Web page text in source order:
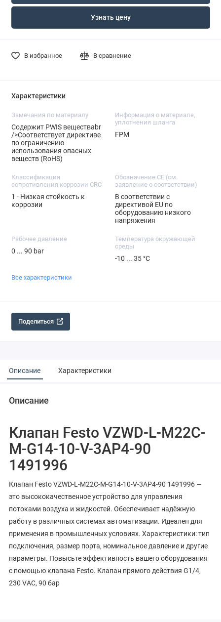
Узнать цену
В избранное В сравнение
Характеристики
Замечания по материалу
Содержит PWIS веществаbr
/>Соответствует директиве
по ограничению
использования опасных
веществ (RoHS)
Информация о материале,
уплотнения шланга
FPM
Классификация
сопротивления коррозии CRC
1 - Низкая стойкость к
коррозии
Обозначение CE (см.
заявление о соответствии)
В соответствии с
директивой EU по
оборудованию низкого
напряжения
Рабочее давление
0 ... 90 bar
Температура окружающей
среды
-10 ... 35 °C
Все характеристики
Поделиться
Описание Характеристики
Описание
Клапан Festo VZWD-L-M22C-
M-G14-10-V-3AP4-90
1491996
Клапан Festo VZWD-L-M22C-M-G14-10-V-3AP4-90 1491996 —
это высококачественное устройство для управления
потоками воздуха и жидкостей. Обеспечивает надёжную
работу в различных системах автоматизации. Идеален для
применения в промышленных условиях. Характеристики: тип
подключения, размер порта, номинальное давление и другие
параметры. Повысьте эффективность вашего оборудования
с помощью клапана Festo. Клапан прямого действия G1/4,
230 VAC, 90 бар